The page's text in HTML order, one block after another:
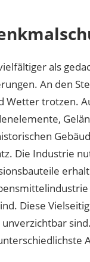
als
An den
Wetter trotzen.
Die Industrie
Diese